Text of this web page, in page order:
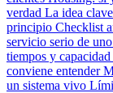
verdad La idea
principio Checklist
servicio serio de
tiempos y capacidad
conviene entender
un sistema vivo